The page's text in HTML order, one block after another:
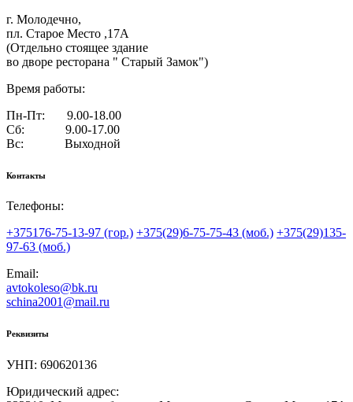
г. Молодечно,
пл. Старое Место ,17А
(Отдельно стоящее здание
во дворе ресторана " Старый Замок")
Время работы:
Пн-Пт: 9.00-18.00
Сб: 9.00-17.00
Вс: Выходной
Контакты
Телефоны:
+375176-75-13-97 (гор.) +375(29)6-75-75-43 (моб.) +375(29)135-
97-63 (моб.)
Email:
avtokoleso@bk.ru
schina2001@mail.ru
Реквизиты
УНП: 690620136
Юридический адрес: